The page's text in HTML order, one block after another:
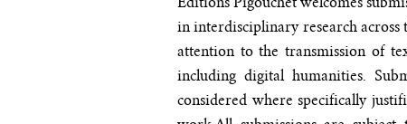
Éditions Pigouchet welcomes
in interdisciplinary research across
attention to the transmission of
including digital humanities.
considered where specifically